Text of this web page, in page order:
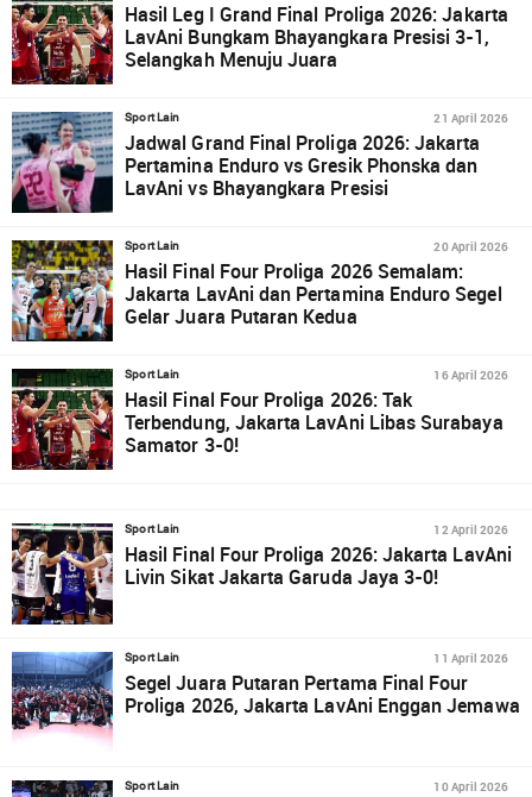
Hasil Leg I Grand Final Proliga 2026: Jakarta
LavAni Bungkam Bhayangkara Presisi 3-1,
Selangkah Menuju Juara
Sport Lain 21 April 2026
Jadwal Grand Final Proliga 2026: Jakarta
Pertamina Enduro vs Gresik Phonska dan
LavAni vs Bhayangkara Presisi
Sport Lain 20 April 2026
Hasil Final Four Proliga 2026 Semalam:
Jakarta LavAni dan Pertamina Enduro Segel
Gelar Juara Putaran Kedua
Sport Lain 16 April 2026
Hasil Final Four Proliga 2026: Tak
Terbendung, Jakarta LavAni Libas Surabaya
Samator 3-0!
Sport Lain 12 April 2026
Hasil Final Four Proliga 2026: Jakarta LavAni
Livin Sikat Jakarta Garuda Jaya 3-0!
Sport Lain 11 April 2026
Segel Juara Putaran Pertama Final Four
Proliga 2026, Jakarta LavAni Enggan Jemawa
Sport Lain 10 April 2026